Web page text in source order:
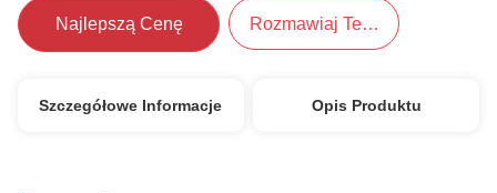
Najlepszą Cenę Rozmawiaj Teraz.
Szczegółowe Informacje Opis Produktu